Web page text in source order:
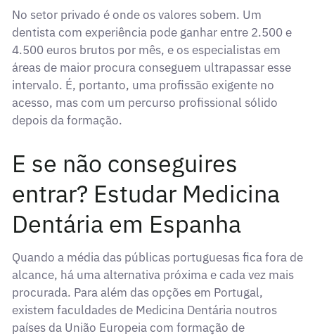
No setor privado é onde os valores sobem. Um
dentista com experiência pode ganhar entre 2.500 e
4.500 euros brutos por mês, e os especialistas em
áreas de maior procura conseguem ultrapassar esse
intervalo. É, portanto, uma profissão exigente no
acesso, mas com um percurso profissional sólido
depois da formação.
E se não conseguires
entrar? Estudar Medicina
Dentária em Espanha
Quando a média das públicas portuguesas fica fora de
alcance, há uma alternativa próxima e cada vez mais
procurada. Para além das opções em Portugal,
existem faculdades de Medicina Dentária noutros
países da União Europeia com formação de